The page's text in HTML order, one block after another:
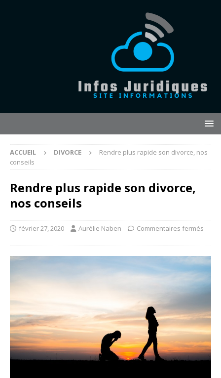
ACCUEIL DIVORCE
Rendre plus rapide son divorce, nos
conseils
Rendre plus rapide son divorce,
nos conseils
février 27, 2020 Aurélie Naben Commentaires fermés